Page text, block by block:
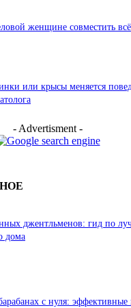
женщине совместить всё
или крысы меняется
- Advertisment -
джентльменов: гид по
дома
с нуля: